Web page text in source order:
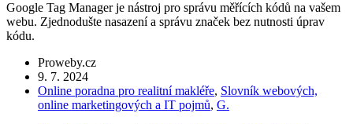
Google Tag Manager je nástroj pro správu měřících kódů na vašem
webu. Zjednodušte nasazení a správu značek bez nutnosti úprav
kódu.
Proweby.cz
9. 7. 2024
Online poradna pro realitní makléře, Slovník webových,
online marketingových a IT pojmů, G.